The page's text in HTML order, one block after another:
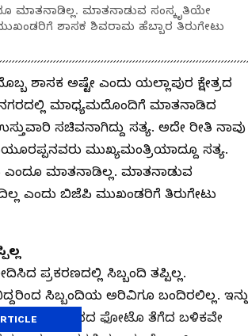
ಮಾತನಾಡಿಲ್ಲ. ಮಾತನಾಡುವ ಸಂಸ್ಕೃತಿಯೇ
ಶಾಸಕ ಶಿವರಾಮ ಹೆಬ್ಬಾರ ತಿರುಗೇಟು
ಶಾಸಕ ಅಷ್ಟೇ ಎಂದು ಯಲ್ಲಾಪುರ ಕ್ಷೇತ್ರದ
ನಗರದಲ್ಲಿ ಮಾಧ್ಯಮದೊಂದಿಗೆ ಮಾತನಾಡಿದ
ಸಚಿವನಾಗಿದ್ದು ಸತ್ಯ. ಅದೇ ರೀತಿ ನಾವು
ಮುಖ್ಯಮಂತ್ರಿಯಾದ್ದೂ ಸತ್ಯ.
ಮಾತನಾಡಿಲ್ಲ. ಮಾತನಾಡುವ
ಎಂದು ಬಿಜೆಪಿ ಮುಖಂಡರಿಗೆ ತಿರುಗೇಟು
ಪ್ರಕರಣದಲ್ಲಿ ಸಿಬ್ಬಂದಿ ತಪ್ಪಿಲ್ಲ.
ಸಿಬ್ಬಂದಿಯ ಅರಿವಿಗೂ ಬಂದಿರಲಿಲ್ಲ. ಇನ್ನು
ತೆರಳಿ, ವಾಹನದ ಫೋಟೊ ತೆಗೆದ ಬಳಿಕವೇ